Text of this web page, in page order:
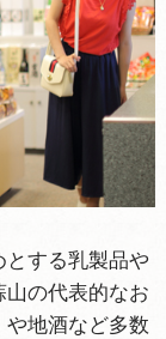
とする乳製品や
の代表的なお
地酒など多数